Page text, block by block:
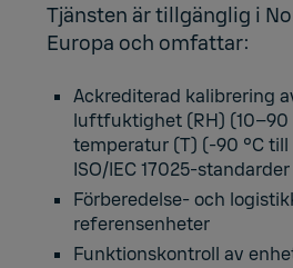
Tjänsten är tillgänglig i
Europa och omfattar:
Ackrediterad kalibrering
luftfuktighet (RH) (10–90
temperatur (T) (-90 °C till
ISO/IEC 17025-standarder
Förberedelse- och
referensenheter
Funktionskontroll av